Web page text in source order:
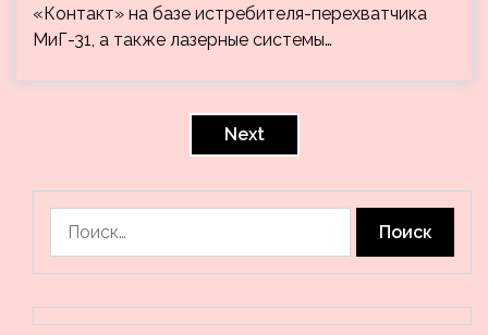
«Контакт» на базе истребителя-перехватчика
МиГ-31, а также лазерные системы…
Next